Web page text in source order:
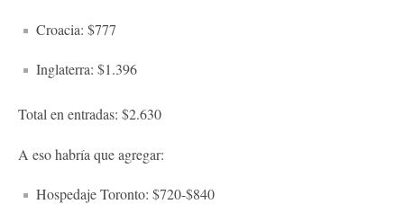
Croacia: $777
Inglaterra: $1.396
Total en entradas: $2.630
A eso habría que agregar:
Hospedaje Toronto: $720-$840